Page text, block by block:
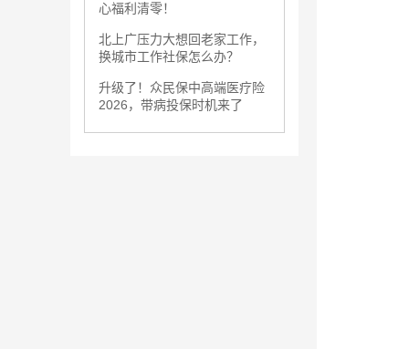
心福利清零！
北上广压力大想回老家工作，
换城市工作社保怎么办？
升级了！众民保中高端医疗险
2026，带病投保时机来了